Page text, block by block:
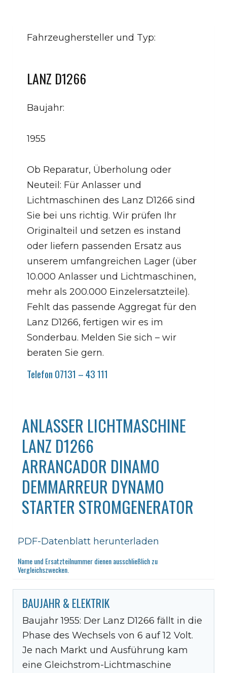
Fahrzeughersteller und Typ:
LANZ D1266
Baujahr:
1955
Ob Reparatur, Überholung oder
Neuteil: Für Anlasser und
Lichtmaschinen des Lanz D1266 sind
Sie bei uns richtig. Wir prüfen Ihr
Originalteil und setzen es instand
oder liefern passenden Ersatz aus
unserem umfangreichen Lager (über
10.000 Anlasser und Lichtmaschinen,
mehr als 200.000 Einzelersatzteile).
Fehlt das passende Aggregat für den
Lanz D1266, fertigen wir es im
Sonderbau. Melden Sie sich – wir
beraten Sie gern.
Telefon 07131 – 43 111
ANLASSER LICHTMASCHINE
LANZ D1266
ARRANCADOR DINAMO
DEMMARREUR DYNAMO
STARTER STROMGENERATOR
PDF-Datenblatt herunterladen
Name und Ersatzteilnummer dienen ausschließlich zu
Vergleichszwecken.
BAUJAHR & ELEKTRIK
Baujahr 1955: Der Lanz D1266 fällt in die
Phase des Wechsels von 6 auf 12 Volt.
Je nach Markt und Ausführung kam
eine Gleichstrom-Lichtmaschine